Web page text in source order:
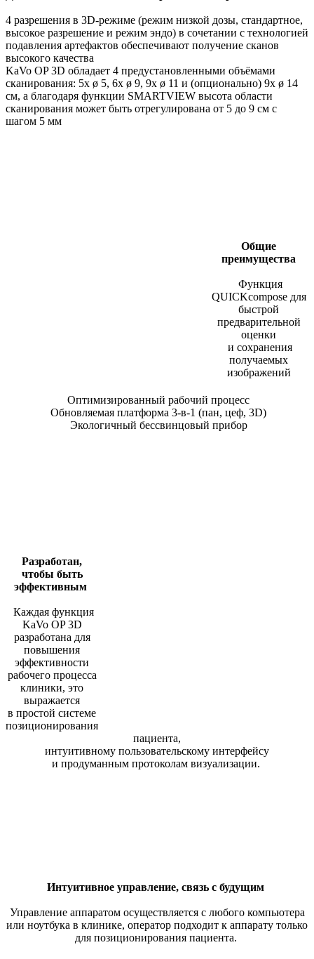
4 разрешения в 3D-режиме (режим низкой дозы, стандартное,
высокое разрешение и режим эндо) в сочетании с технологией
подавления артефактов обеспечивают получение сканов
высокого качества
KaVo OP 3D обладает 4 предустановленными объёмами
сканирования: 5x ø 5, 6x ø 9, 9x ø 11 и (опционально) 9x ø 14
см, а благодаря функции SMARTVIEW высота области
сканирования может быть отрегулирована от 5 до 9 см с
шагом 5 мм
Общие
преимущества
Функция
QUICKcompose для
быстрой
предварительной
оценки
и сохранения
получаемых
изображений
Оптимизированный рабочий процесс
Обновляемая платформа 3-в-1 (пан, цеф, 3D)
Экологичный бессвинцовый прибор
Разработан,
чтобы быть
эффективным
Каждая функция
KaVo OP 3D
разработана для
повышения
эффективности
рабочего процесса
клиники, это
выражается
в простой системе
позиционирования
пациента,
интуитивному пользовательскому интерфейсу
и продуманным протоколам визуализации.
Интуитивное управление, связь с будущим
Управление аппаратом осуществляется с любого компьютера
или ноутбука в клинике, оператор подходит к аппарату только
для позиционирования пациента.